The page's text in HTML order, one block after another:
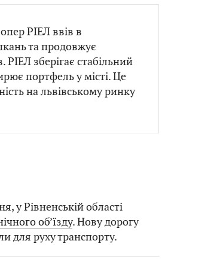
РІЕЛ ввів в
та продовжує
РІЕЛ зберігає стабільний
портфель у місті. Це
на львівському ринку
у Рівненській області
об’їзду. Нову дорогу
для руху транспорту.